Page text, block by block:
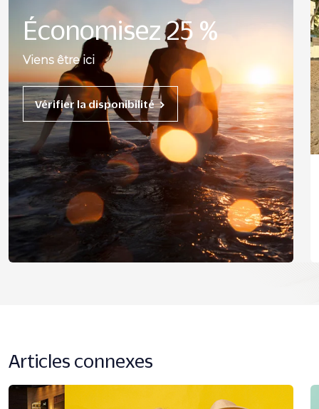
Économisez 25 %
Viens être ici
Vérifier la disponibilité
Articles connexes